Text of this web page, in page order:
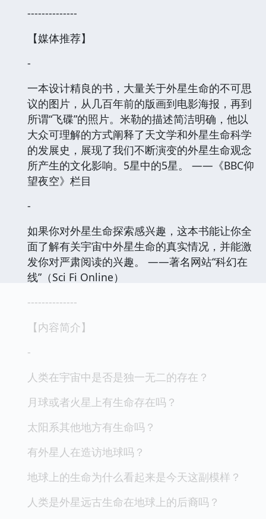
--------------
【媒体推荐】
-
一本设计精良的书，大量关于外星生命的不可思
议的图片，从几百年前的版画到电影海报，再到
所谓“飞碟”的照片。米勒的描述简洁明确，他以
大众可理解的方式阐释了天文学和外星生命科学
的发展史，展现了我们不断演变的外星生命观念
所产生的文化影响。5星中的5星。 ——《BBC仰
望夜空》栏目
-
如果你对外星生命探索感兴趣，这本书能让你全
面了解有关宇宙中外星生命的真实情况，并能激
发你对严肃阅读的兴趣。 ——著名网站“科幻在
线”（Sci Fi Online）
--------------
【内容简介】
-
人类在宇宙中是否是独一无二的存在？
月球或者火星上有生命存在吗？
太阳系其他地方有生命吗？
有外星人在造访地球吗？
地球上的生命为什么看起来是今天这副模样？
人类是外星远古生命在地球上的后裔吗？